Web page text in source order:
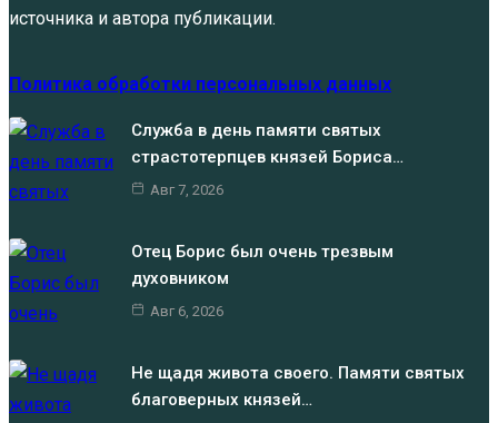
источника и автора публикации.
Политика обработки персональных данных
Служба в день памяти святых
страстотерпцев князей Бориса…
Авг 7, 2026
Отец Борис был очень трезвым
духовником
Авг 6, 2026
Не щадя живота своего. Памяти святых
благоверных князей…